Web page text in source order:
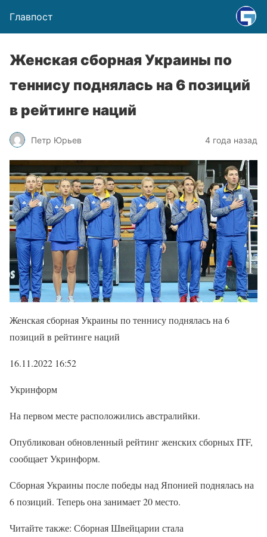
Главпост
Женская сборная Украины по
теннису поднялась на 6 позиций
в рейтинге наций
Петр Юрьев 4 года назад
Женская сборная Украины по теннису поднялась на 6
позиций в рейтинге наций
16.11.2022 16:52
Укринформ
На первом месте расположились австралийки.
Опубликован обновленный рейтинг женских сборных ITF,
сообщает Укринформ.
Сборная Украины после победы над Японией поднялась на
6 позиций. Теперь она занимает 20 место.
Читайте также: Сборная Швейцарии стала